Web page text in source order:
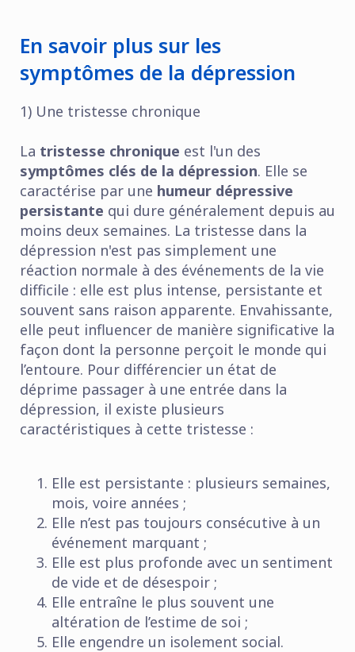
En savoir plus sur les
symptômes de la dépression
1) Une tristesse chronique
La tristesse chronique est l'un des
symptômes clés de la dépression. Elle se
caractérise par une humeur dépressive
persistante qui dure généralement depuis au
moins deux semaines. La tristesse dans la
dépression n'est pas simplement une
réaction normale à des événements de la vie
difficile : elle est plus intense, persistante et
souvent sans raison apparente. Envahissante,
elle peut influencer de manière significative la
façon dont la personne perçoit le monde qui
l’entoure. Pour différencier un état de
déprime passager à une entrée dans la
dépression, il existe plusieurs
caractéristiques à cette tristesse :
Elle est persistante : plusieurs semaines,
mois, voire années ;
Elle n’est pas toujours consécutive à un
événement marquant ;
Elle est plus profonde avec un sentiment
de vide et de désespoir ;
Elle entraîne le plus souvent une
altération de l’estime de soi ;
Elle engendre un isolement social.